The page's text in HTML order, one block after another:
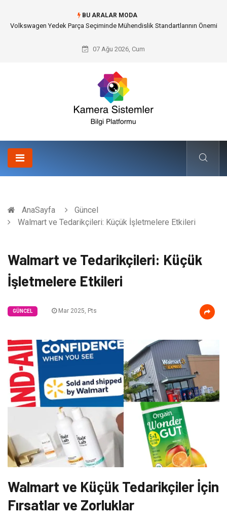
BU ARALAR MODA
Düğün Fotoğrafçısı Seçimiyle Geleceğe Nasıl Bir Miras Bırakacaksınız?
07 Ağu 2026, Cum
AnaSayfa
Güncel
Walmart ve Tedarikçileri: Küçük İşletmelere Etkileri
Walmart ve Tedarikçileri: Küçük
İşletmelere Etkileri
GÜNCEL Mar 2025, Pts
Walmart ve Küçük Tedarikçiler İçin
Fırsatlar ve Zorluklar